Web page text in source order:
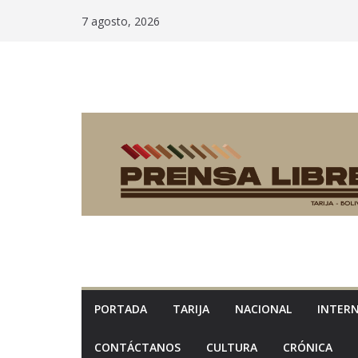
7 agosto, 2026
PORTADA TARIJA NACIONAL
CONTÁCTANOS CULTURA CRÓNICA